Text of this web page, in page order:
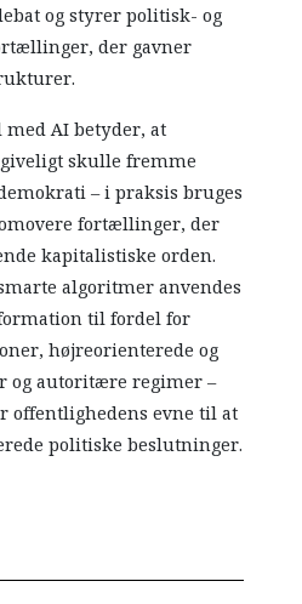
og styrer politisk- og
der gavner
med AI betyder, at
skulle fremme
– i praksis bruges
fortællinger, der
kapitalistiske orden.
algoritmer anvendes
til fordel for
højreorienterede og
og autoritære regimer –
evne til at
politiske beslutninger.